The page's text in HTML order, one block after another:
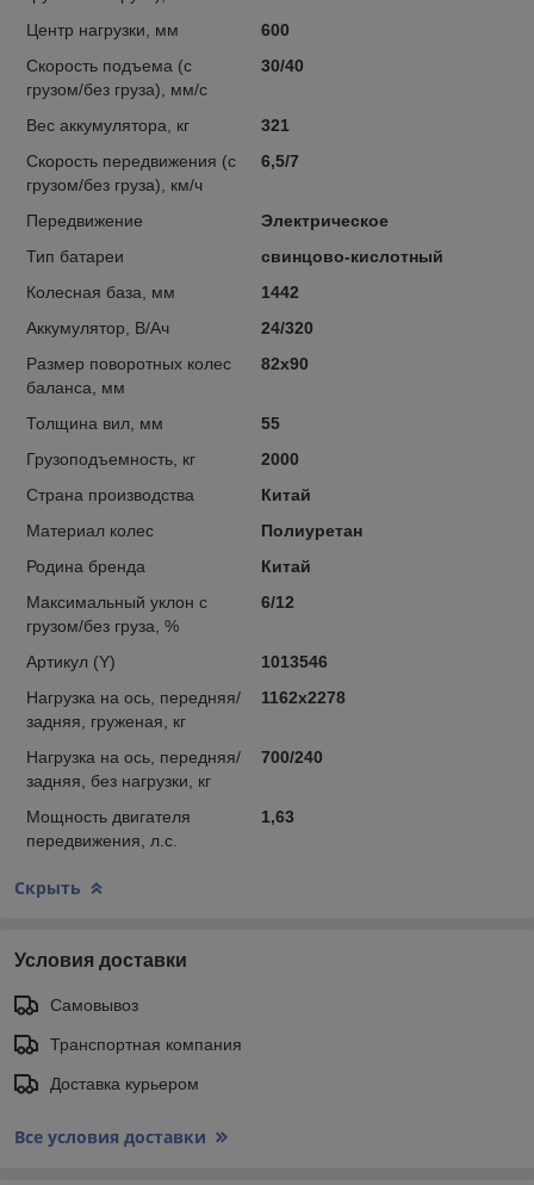
Центр нагрузки, мм
600
Скорость подъема (с
грузом/без груза), мм/с
30/40
Вес аккумулятора, кг
321
Скорость передвижения (с
грузом/без груза), км/ч
6,5/7
Передвижение
Электрическое
Тип батареи
свинцово-кислотный
Колесная база, мм
1442
Аккумулятор, В/Ач
24/320
Размер поворотных колес
баланса, мм
82х90
Толщина вил, мм
55
Грузоподъемность, кг
2000
Страна производства
Китай
Материал колес
Полиуретан
Родина бренда
Китай
Максимальный уклон с
грузом/без груза, %
6/12
Артикул (Y)
1013546
Нагрузка на ось, передняя/
задняя, груженая, кг
1162х2278
Нагрузка на ось, передняя/
задняя, без нагрузки, кг
700/240
Мощность двигателя
передвижения, л.с.
1,63
Скрыть
Условия доставки
Самовывоз
Транспортная компания
Доставка курьером
Все условия доставки